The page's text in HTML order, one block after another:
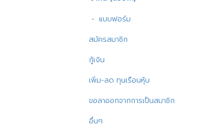
แบบฟอร์ม
สมัครสมาชิก
กู้เงิน
เพิ่ม-ลด ทุนเรือนหุ้น
ขอลาออกจากการเป็นสมาชิก
อื่นๆ